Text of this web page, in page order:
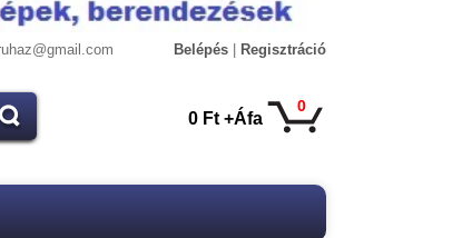
Belépés Regisztráció
0
0 Ft +Áfa